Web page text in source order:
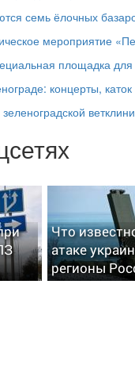
семь ёлочных
мероприятие
площадка для
концерты,
Что
атаке
регионы